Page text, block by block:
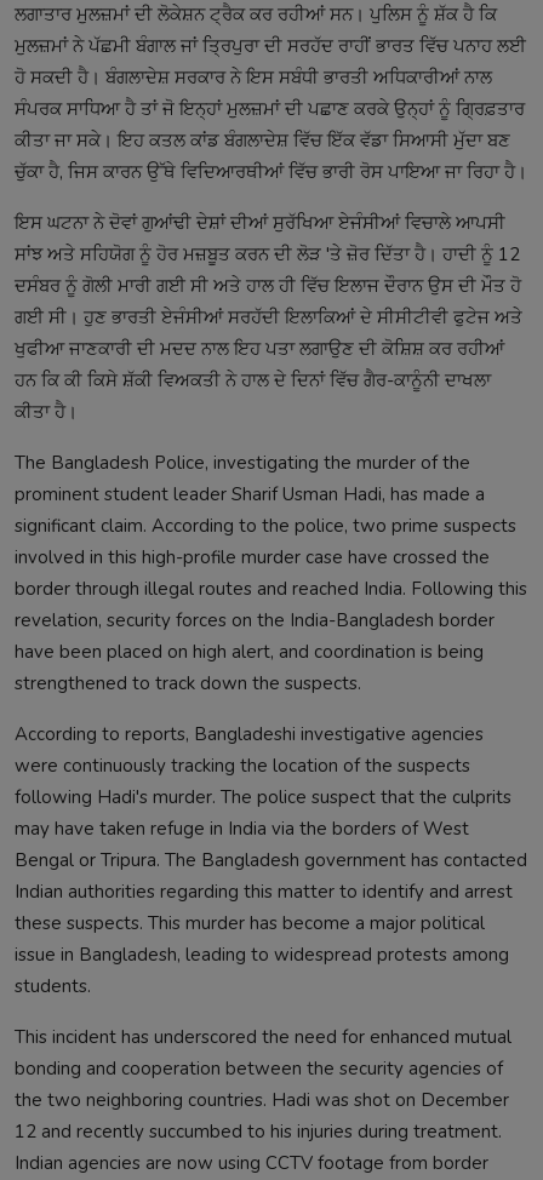
ਲਗਾਤਾਰ ਮੁਲਜ਼ਮਾਂ ਦੀ ਲੋਕੇਸ਼ਨ ਟ੍ਰੈਕ ਕਰ ਰਹੀਆਂ ਸਨ। ਪੁਲਿਸ ਨੂੰ ਸ਼ੱਕ ਹੈ ਕਿ
ਮੁਲਜ਼ਮਾਂ ਨੇ ਪੱਛਮੀ ਬੰਗਾਲ ਜਾਂ ਤ੍ਰਿਪੁਰਾ ਦੀ ਸਰਹੱਦ ਰਾਹੀਂ ਭਾਰਤ ਵਿੱਚ ਪਨਾਹ ਲਈ
ਹੋ ਸਕਦੀ ਹੈ। ਬੰਗਲਾਦੇਸ਼ ਸਰਕਾਰ ਨੇ ਇਸ ਸਬੰਧੀ ਭਾਰਤੀ ਅਧਿਕਾਰੀਆਂ ਨਾਲ
ਸੰਪਰਕ ਸਾਧਿਆ ਹੈ ਤਾਂ ਜੋ ਇਨ੍ਹਾਂ ਮੁਲਜ਼ਮਾਂ ਦੀ ਪਛਾਣ ਕਰਕੇ ਉਨ੍ਹਾਂ ਨੂੰ ਗ੍ਰਿਫ਼ਤਾਰ
ਕੀਤਾ ਜਾ ਸਕੇ। ਇਹ ਕਤਲ ਕਾਂਡ ਬੰਗਲਾਦੇਸ਼ ਵਿੱਚ ਇੱਕ ਵੱਡਾ ਸਿਆਸੀ ਮੁੱਦਾ ਬਣ
ਚੁੱਕਾ ਹੈ, ਜਿਸ ਕਾਰਨ ਉੱਥੇ ਵਿਦਿਆਰਥੀਆਂ ਵਿੱਚ ਭਾਰੀ ਰੋਸ ਪਾਇਆ ਜਾ ਰਿਹਾ ਹੈ।
ਇਸ ਘਟਨਾ ਨੇ ਦੋਵਾਂ ਗੁਆਂਢੀ ਦੇਸ਼ਾਂ ਦੀਆਂ ਸੁਰੱਖਿਆ ਏਜੰਸੀਆਂ ਵਿਚਾਲੇ ਆਪਸੀ
ਸਾਂਝ ਅਤੇ ਸਹਿਯੋਗ ਨੂੰ ਹੋਰ ਮਜ਼ਬੂਤ ਕਰਨ ਦੀ ਲੋੜ 'ਤੇ ਜ਼ੋਰ ਦਿੱਤਾ ਹੈ। ਹਾਦੀ ਨੂੰ 12
ਦਸੰਬਰ ਨੂੰ ਗੋਲੀ ਮਾਰੀ ਗਈ ਸੀ ਅਤੇ ਹਾਲ ਹੀ ਵਿੱਚ ਇਲਾਜ ਦੌਰਾਨ ਉਸ ਦੀ ਮੌਤ ਹੋ
ਗਈ ਸੀ। ਹੁਣ ਭਾਰਤੀ ਏਜੰਸੀਆਂ ਸਰਹੱਦੀ ਇਲਾਕਿਆਂ ਦੇ ਸੀਸੀਟੀਵੀ ਫੁਟੇਜ ਅਤੇ
ਖੁਫੀਆ ਜਾਣਕਾਰੀ ਦੀ ਮਦਦ ਨਾਲ ਇਹ ਪਤਾ ਲਗਾਉਣ ਦੀ ਕੋਸ਼ਿਸ਼ ਕਰ ਰਹੀਆਂ
ਹਨ ਕਿ ਕੀ ਕਿਸੇ ਸ਼ੱਕੀ ਵਿਅਕਤੀ ਨੇ ਹਾਲ ਦੇ ਦਿਨਾਂ ਵਿੱਚ ਗੈਰ-ਕਾਨੂੰਨੀ ਦਾਖਲਾ
ਕੀਤਾ ਹੈ।
The Bangladesh Police, investigating the murder of the
prominent student leader Sharif Usman Hadi, has made a
significant claim. According to the police, two prime suspects
involved in this high-profile murder case have crossed the
border through illegal routes and reached India. Following this
revelation, security forces on the India-Bangladesh border
have been placed on high alert, and coordination is being
strengthened to track down the suspects.
According to reports, Bangladeshi investigative agencies
were continuously tracking the location of the suspects
following Hadi's murder. The police suspect that the culprits
may have taken refuge in India via the borders of West
Bengal or Tripura. The Bangladesh government has contacted
Indian authorities regarding this matter to identify and arrest
these suspects. This murder has become a major political
issue in Bangladesh, leading to widespread protests among
students.
This incident has underscored the need for enhanced mutual
bonding and cooperation between the security agencies of
the two neighboring countries. Hadi was shot on December
12 and recently succumbed to his injuries during treatment.
Indian agencies are now using CCTV footage from border